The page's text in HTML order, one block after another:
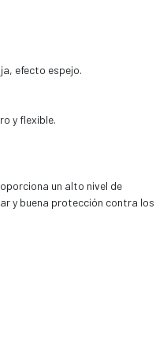
efecto espejo.
y flexible.
un alto nivel de
y buena protección contra los